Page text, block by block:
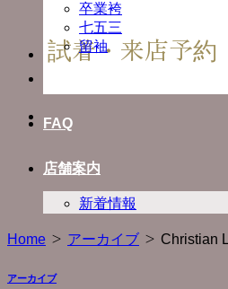
試着・来店予約
卒業袴
七五三
留袖
FAQ
店舗案内
新着情報
Home > アーカイブ > Christian
アーカイブ